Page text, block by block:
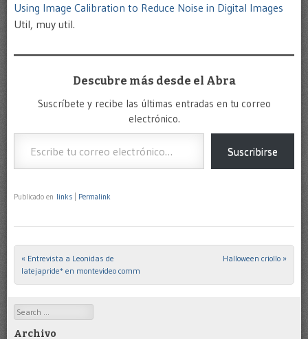
Using Image Calibration to Reduce Noise in Digital Images
Util, muy util.
Descubre más desde el Abra
Suscríbete y recibe las últimas entradas en tu correo
electrónico.
Escribe tu correo electrónico…
Suscribirse
Publicado en links Permalink
Post navigation
« Entrevista a Leonidas de
latejapride* en montevideo comm
Halloween criollo »
Search
Archivo